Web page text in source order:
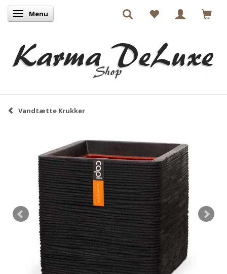
Skifte navigation
Menu
Vandtætte Krukker